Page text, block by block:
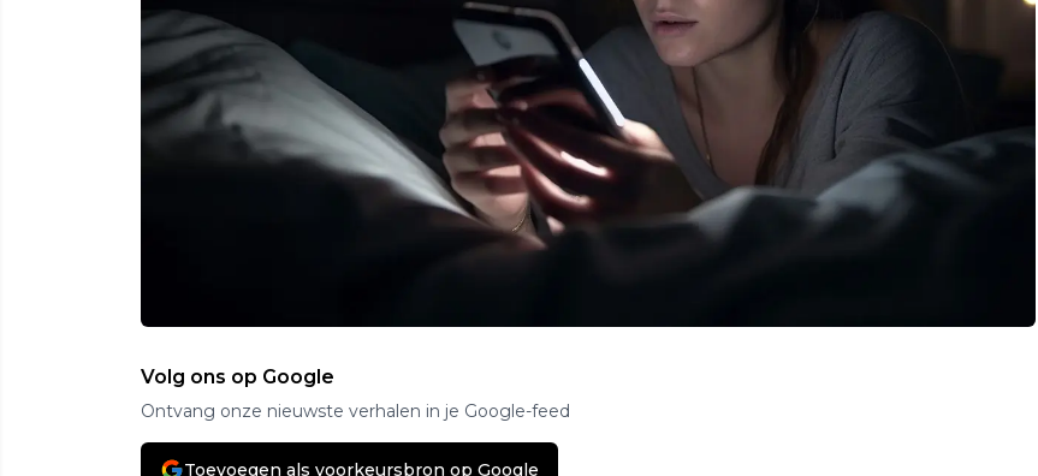
Volg ons op Google
Ontvang onze nieuwste verhalen in je Google-feed
Toevoegen als voorkeursbron op Google